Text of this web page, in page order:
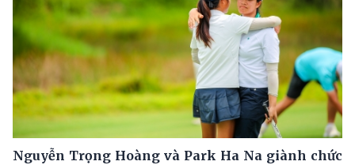
Nguyễn Trọng Hoàng và Park Ha Na giành chức